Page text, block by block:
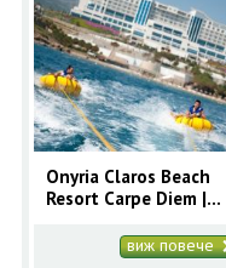
Onyria Claros Beach
Resort Carpe Diem |
виж повече